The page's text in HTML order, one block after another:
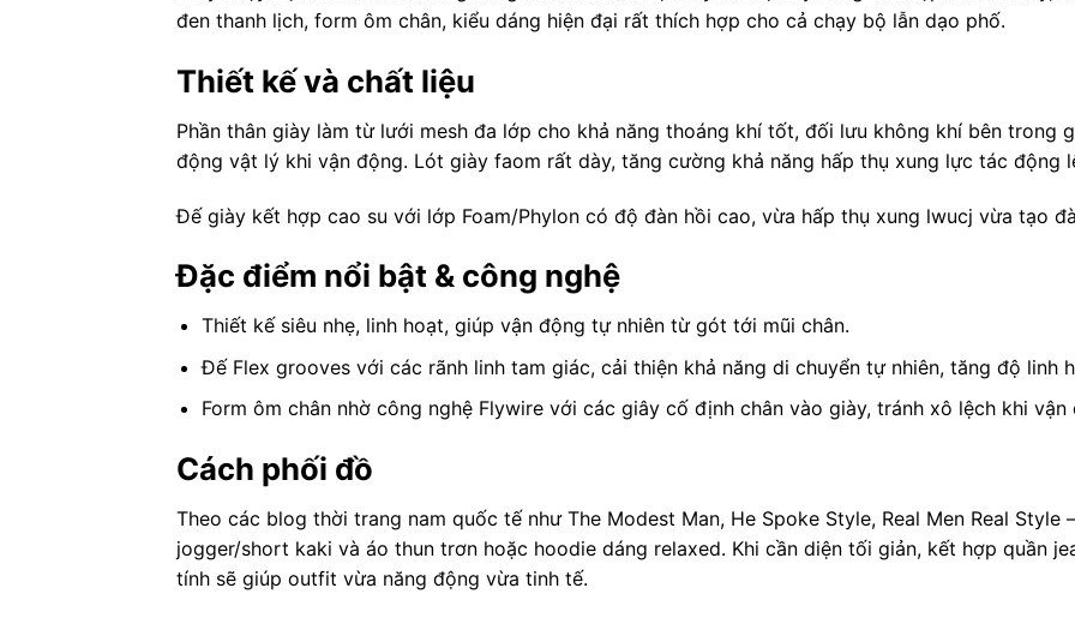
đen thanh lịch, form ôm chân, kiểu dáng hiện đại rất thích hợp cho cả chạy bộ lẫn dạo phố.
Thiết kế và chất liệu
Phần thân giày làm từ lưới mesh đa lớp cho khả năng thoáng khí tốt, đối lưu không khí bên trong
động vật lý khi vận động. Lót giày faom rất dày, tăng cường khả năng hấp thụ xung lực tác động
Đế giày kết hợp cao su với lớp Foam/Phylon có độ đàn hồi cao, vừa hấp thụ xung lwucj vừa tạo
Đặc điểm nổi bật & công nghệ
Thiết kế siêu nhẹ, linh hoạt, giúp vận động tự nhiên từ gót tới mũi chân.
Đế Flex grooves với các rãnh linh tam giác, cải thiện khả năng di chuyển tự nhiên, tăng độ linh
Form ôm chân nhờ công nghệ Flywire với các giây cố định chân vào giày, tránh xô lệch khi vận
Cách phối đồ
Theo các blog thời trang nam quốc tế như The Modest Man, He Spoke Style, Real Men Real
jogger/short kaki và áo thun trơn hoặc hoodie dáng relaxed. Khi cần diện tối giản, kết hợp quần
tính sẽ giúp outfit vừa năng động vừa tinh tế.